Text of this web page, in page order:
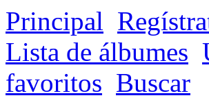
Principal
Lista de álbumes
favoritos Buscar